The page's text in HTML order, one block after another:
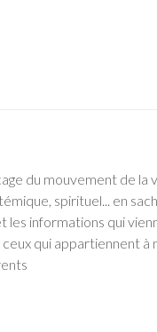
du mouvement de la
spirituel... en
les informations qui
qui appartiennent